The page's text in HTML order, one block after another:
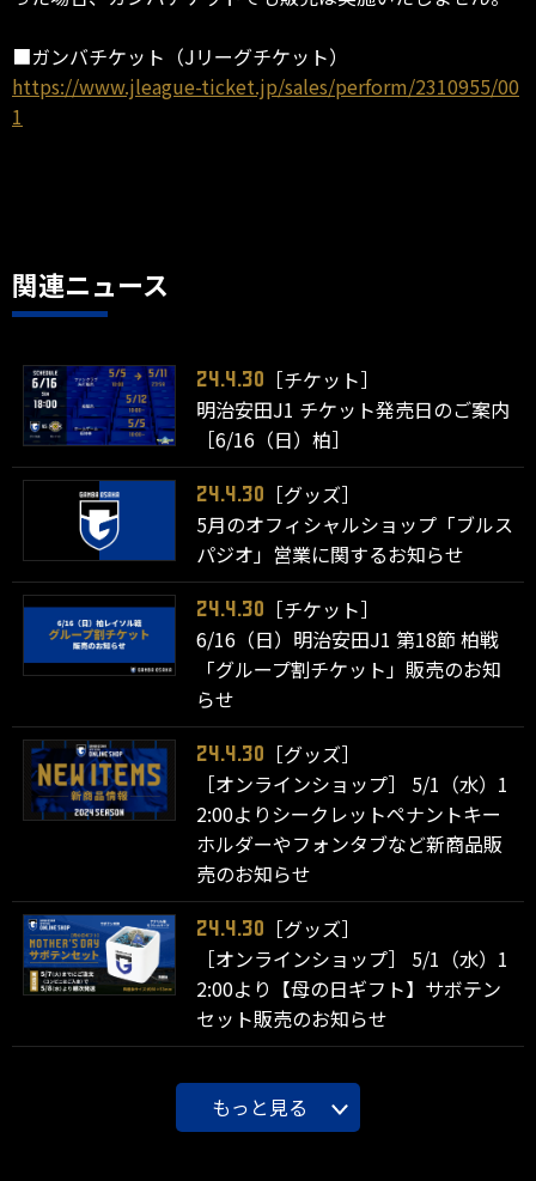
■ガンバチケット（Jリーグチケット）
https://www.jleague-ticket.jp/sales/perform/2310955/00
1
関連ニュース
24.4.30
［チケット］
明治安田J1 チケット発売日のご案内
［6/16（日）柏］
24.4.30
［グッズ］
5月のオフィシャルショップ「ブルス
パジオ」営業に関するお知らせ
24.4.30
［チケット］
6/16（日）明治安田J1 第18節 柏戦
「グループ割チケット」販売のお知
らせ
24.4.30
［グッズ］
［オンラインショップ］ 5/1（水）1
2:00よりシークレットペナントキー
ホルダーやフォンタブなど新商品販
売のお知らせ
24.4.30
［グッズ］
［オンラインショップ］ 5/1（水）1
2:00より【母の日ギフト】サボテン
セット販売のお知らせ
もっと見る